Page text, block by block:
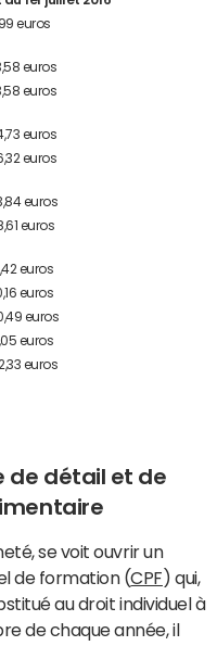
euros
euros
euros
euros
euros
euros
euros
euros
euros
euros
euros
euros
de détail et de
se voit ouvrir un
de formation (CPF ) qui,
au droit individuel à
de chaque année, il